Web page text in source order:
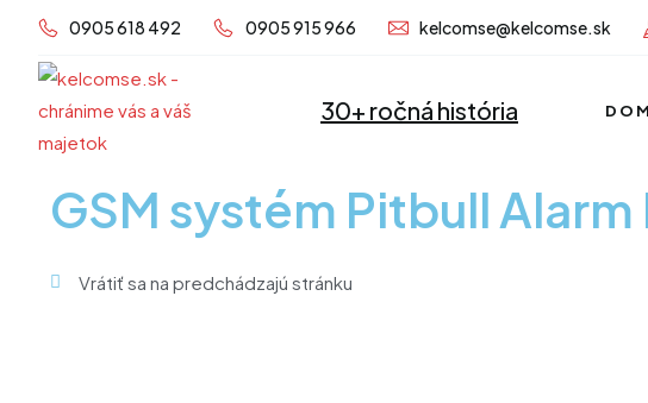
Preskočiť
obsah
0905 618 492 0905 915 966 kelcomse@kelcomse.sk
30+ ročná história
GSM systém Pitbull Alarm
Vrátiť sa na predchádzajú stránku